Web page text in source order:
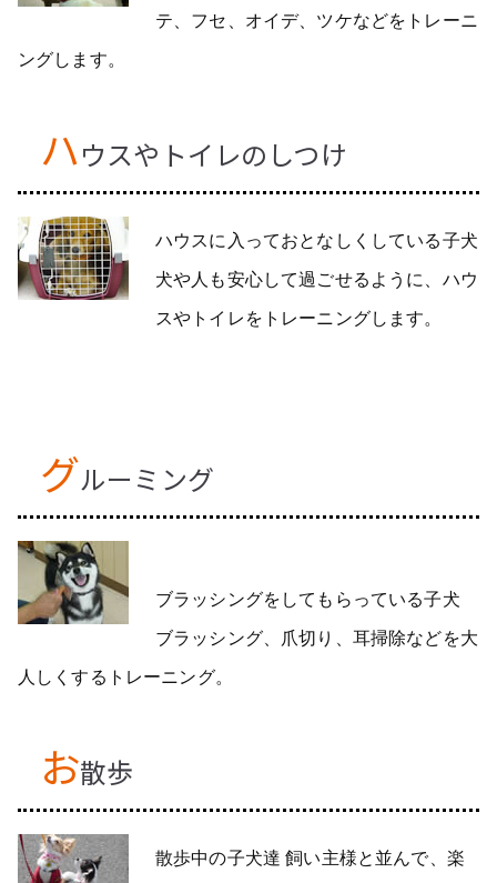
テ、フセ、オイデ、ツケなどをトレーニ
ングします。
ハウスやトイレのしつけ
ハウスに入っておとなしくしている子犬
犬や人も安心して過ごせるように、ハウ
スやトイレをトレーニングします。
グルーミング
ブラッシングをしてもらっている子犬
ブラッシング、爪切り、耳掃除などを大
人しくするトレーニング。
お散歩
散歩中の子犬達 飼い主様と並んで、楽